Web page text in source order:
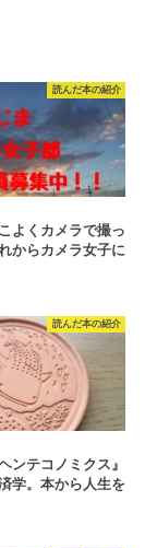
読んだ本の紹介
よくカメラで撮っ
からカメラ女子に
読んだ本の紹介
ンテコノミクス』
学。本から人生を